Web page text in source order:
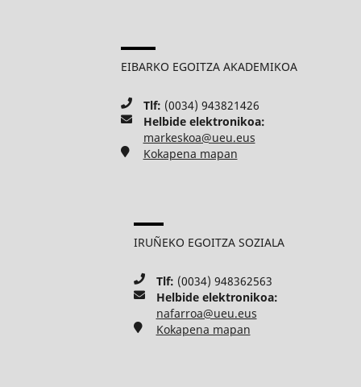
EIBARKO EGOITZA AKADEMIKOA
Tlf: (0034) 943821426
Helbide elektronikoa:
markeskoa@ueu.eus
Kokapena mapan
IRUÑEKO EGOITZA SOZIALA
Tlf: (0034) 948362563
Helbide elektronikoa:
nafarroa@ueu.eus
Kokapena mapan